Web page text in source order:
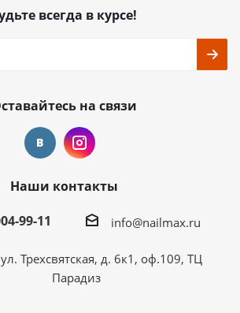
всегда в курсе!
на связи
Наши контакты
99-11
info@nailmax.ru
ул. Трехсвятская, д. 6к1, оф.109, ТЦ
Парадиз